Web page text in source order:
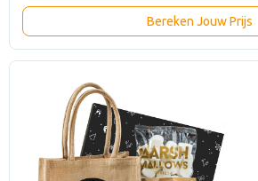
Bereken Jouw Prijs